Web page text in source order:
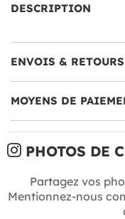
DESCRIPTION
ENVOIS & RETOURS
MOYENS DE
PHOTOS DE
Partagez vos
Mentionnez-nous